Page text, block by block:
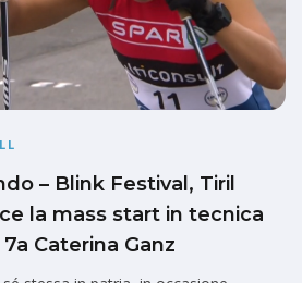
– Blink Festival, Tiril
la mass start in tecnica
Caterina Ganz